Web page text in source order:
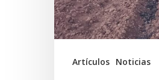
Artículos Noticias
una
violación